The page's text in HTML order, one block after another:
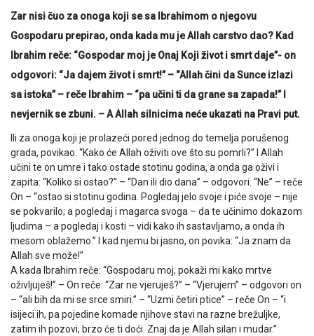
Zar nisi čuo za onoga koji se sa Ibrahimom o njegovu
Gospodaru prepirao, onda kada mu je Allah carstvo dao? Kad
Ibrahim reče: “Gospodar moj je Onaj Koji život i smrt daje”- on
odgovori: “Ja dajem život i smrt!” – “Allah čini da Sunce izlazi
sa istoka” – reče Ibrahim – “pa učini ti da grane sa zapada!” I
nevjernik se zbuni. – A Allah silnicima neće ukazati na Pravi put.
Ili za onoga koji je prolazeći pored jednog do temelja porušenog
grada, povikao: “Kako će Allah oživiti ove što su pomrli?” I Allah
učini te on umre i tako ostade stotinu godina, a onda ga oživi i
zapita: “Koliko si ostao?” – “Dan ili dio dana” – odgovori. “Ne” – reče
On – “ostao si stotinu godina. Pogledaj jelo svoje i piće svoje – nije
se pokvarilo; a pogledaj i magarca svoga – da te učinimo dokazom
ljudima – a pogledaj i kosti – vidi kako ih sastavljamo, a onda ih
mesom oblažemo.” I kad njemu bi jasno, on povika: “Ja znam da
Allah sve može!”
A kada Ibrahim reče: “Gospodaru moj, pokaži mi kako mrtve
oživljuješ!” – On reče: “Zar ne vjeruješ?” – “Vjerujem” – odgovori on
– “ali bih da mi se srce smiri.” – “Uzmi četiri ptice” – reče On – “i
isijeci ih, pa pojedine komade njihove stavi na razne brežuljke,
zatim ih pozovi, brzo će ti doći. Znaj da je Allah silan i mudar.”